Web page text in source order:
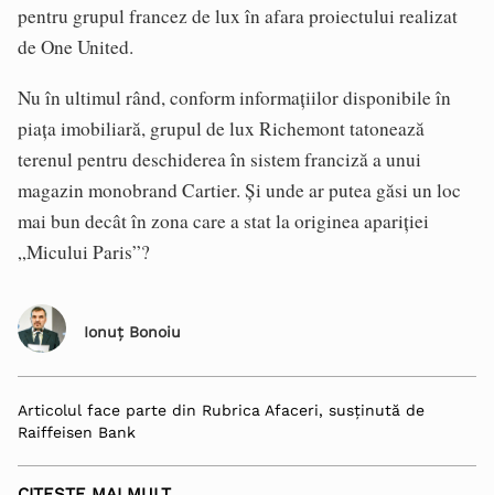
pentru grupul francez de lux în afara proiectului realizat
de One United.
Nu în ultimul rând, conform informațiilor disponibile în
piața imobiliară, grupul de lux Richemont tatonează
terenul pentru deschiderea în sistem franciză a unui
magazin monobrand Cartier. Și unde ar putea găsi un loc
mai bun decât în zona care a stat la originea apariției
„Micului Paris”?
Ionuț Bonoiu
Articolul face parte din Rubrica Afaceri, susținută de
Raiffeisen Bank